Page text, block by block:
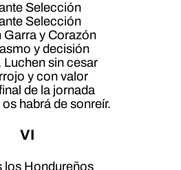
Selección
Selección
Garra y Corazón
y decisión
Luchen sin cesar
y con valor
de la jornada
habrá de sonreír.
VI
los Hondureños